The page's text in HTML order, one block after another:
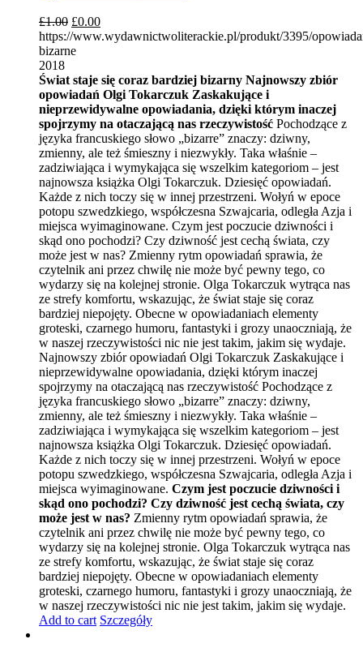
£1.00 £0.00
https://www.wydawnictwoliterackie.pl/produkt/3395/
bizarne
2018
Świat staje się coraz bardziej bizarny Najnowszy zbiór
opowiadań Olgi Tokarczuk Zaskakujące i
nieprzewidywalne opowiadania, dzięki którym inaczej
spojrzymy na otaczającą nas rzeczywistość Pochodzące z
języka francuskiego słowo „bizarre” znaczy: dziwny,
zmienny, ale też śmieszny i niezwykły. Taka właśnie –
zadziwiająca i wymykająca się wszelkim kategoriom – jest
najnowsza książka Olgi Tokarczuk. Dziesięć opowiadań.
Każde z nich toczy się w innej przestrzeni. Wołyń w epoce
potopu szwedzkiego, współczesna Szwajcaria, odległa Azja i
miejsca wyimaginowane. Czym jest poczucie dziwności i
skąd ono pochodzi? Czy dziwność jest cechą świata, czy
może jest w nas? Zmienny rytm opowiadań sprawia, że
czytelnik ani przez chwilę nie może być pewny tego, co
wydarzy się na kolejnej stronie. Olga Tokarczuk wytrąca nas
ze strefy komfortu, wskazując, że świat staje się coraz
bardziej niepojęty. Obecne w opowiadaniach elementy
groteski, czarnego humoru, fantastyki i grozy unaoczniają, że
w naszej rzeczywistości nic nie jest takim, jakim się wydaje.
Najnowszy zbiór opowiadań Olgi Tokarczuk Zaskakujące i
nieprzewidywalne opowiadania, dzięki którym inaczej
spojrzymy na otaczającą nas rzeczywistość Pochodzące z
języka francuskiego słowo „bizarre” znaczy: dziwny,
zmienny, ale też śmieszny i niezwykły. Taka właśnie –
zadziwiająca i wymykająca się wszelkim kategoriom – jest
najnowsza książka Olgi Tokarczuk. Dziesięć opowiadań.
Każde z nich toczy się w innej przestrzeni. Wołyń w epoce
potopu szwedzkiego, współczesna Szwajcaria, odległa Azja i
miejsca wyimaginowane. Czym jest poczucie dziwności i
skąd ono pochodzi? Czy dziwność jest cechą świata, czy
może jest w nas? Zmienny rytm opowiadań sprawia, że
czytelnik ani przez chwilę nie może być pewny tego, co
wydarzy się na kolejnej stronie. Olga Tokarczuk wytrąca nas
ze strefy komfortu, wskazując, że świat staje się coraz
bardziej niepojęty. Obecne w opowiadaniach elementy
groteski, czarnego humoru, fantastyki i grozy unaoczniają, że
w naszej rzeczywistości nic nie jest takim, jakim się wydaje.
Add to cart Szczegóły